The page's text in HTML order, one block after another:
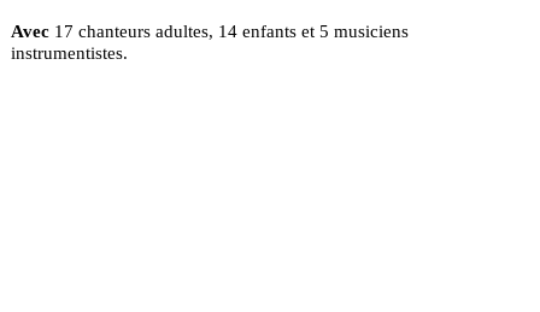
Avec17 chanteurs adultes, 14 enfants et 5 musiciens
instrumentistes.